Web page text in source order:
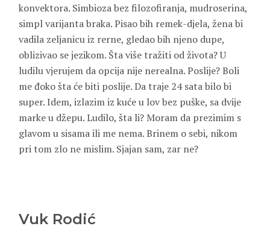
konvektora. Simbioza bez filozofiranja, mudroserina,
simpl varijanta braka. Pisao bih remek-djela, žena bi
vadila zeljanicu iz rerne, gledao bih njeno dupe,
oblizivao se jezikom. Šta više tražiti od života? U
ludilu vjerujem da opcija nije nerealna. Poslije? Boli
me đoko šta će biti poslije. Da traje 24 sata bilo bi
super. Idem, izlazim iz kuće u lov bez puške, sa dvije
marke u džepu. Ludilo, šta li? Moram da prezimim s
glavom u sisama ili me nema. Brinem o sebi, nikom
pri tom zlo ne mislim. Sjajan sam, zar ne?
Vuk Rodić